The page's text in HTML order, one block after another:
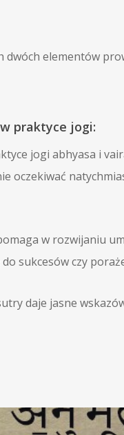
dwóch elementów
praktyce jogi:
jogi abhyasa i
oczekiwać
w rozwijaniu
sukcesów czy
daje jasne